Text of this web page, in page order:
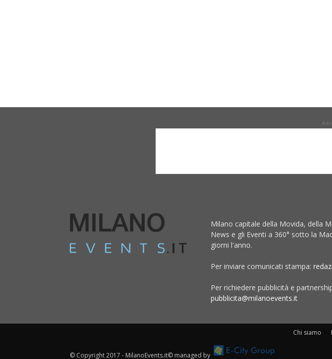
Milano capitale della Movida, della
News e gli Eventi a 360° sotto la
giorni l'anno.
Per inviare comunicati stampa:
Per richiedere pubblicità e
pubblicita@milanoevents.it
Chi siamo
© Copyright 2017 - MilanoEvents.it© managed by